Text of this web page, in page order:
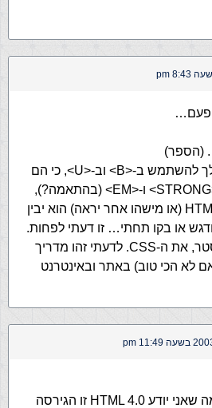
פעם…
(הספר)
בכל אופן, הייתי מציע לך להשתמש ב-<B> וב-<U>, כי הם
נראים אותו דבר כמו <STRONG> ו-<EM> (בהתאמה?),
וכשתראה את קוד ה-HTML (או מישהו אחר יראה) הוא יבין
או בקו תחתי… זו דעתי לפחות.
ותלמד מפה, מוובמאסטר, את ה-CSS. לדעתי זהו מדריך
(אם לא הכי טוב) באתר ובאינטרנט
שהוא מיושן אבל לפי מה שאני יודע HTML 4.0 זו הגירסה